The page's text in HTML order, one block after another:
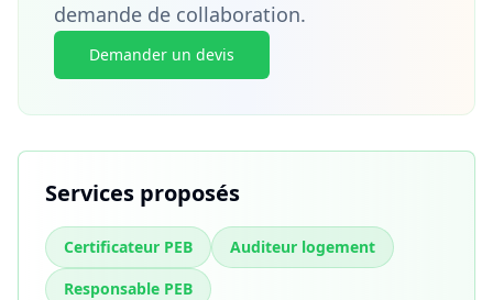
demande de collaboration.
Demander un devis
Services proposés
Certificateur PEB
Auditeur logement
Responsable PEB